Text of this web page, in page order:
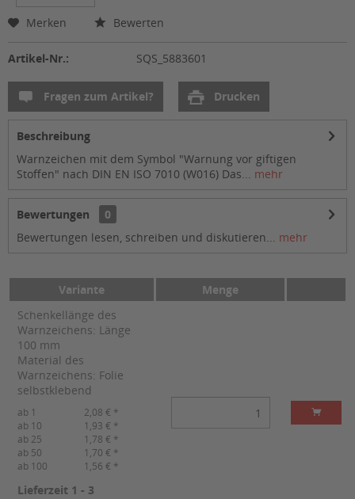
Merken Bewerten
Artikel-Nr.: SQS_5883601
Fragen zum Artikel? Drucken
Beschreibung
Warnzeichen mit dem Symbol "Warnung vor giftigen
Stoffen" nach DIN EN ISO 7010 (W016) Das... mehr
Bewertungen
0
Bewertungen lesen, schreiben und diskutieren... mehr
Variante
Menge
Schenkellänge des
Warnzeichens: Länge
100 mm
Material des
Warnzeichens: Folie
selbstklebend
ab 1
2,08 € *
ab 10
1,93 € *
ab 25
1,78 € *
ab 50
1,70 € *
ab 100
1,56 € *
Lieferzeit 1 - 3